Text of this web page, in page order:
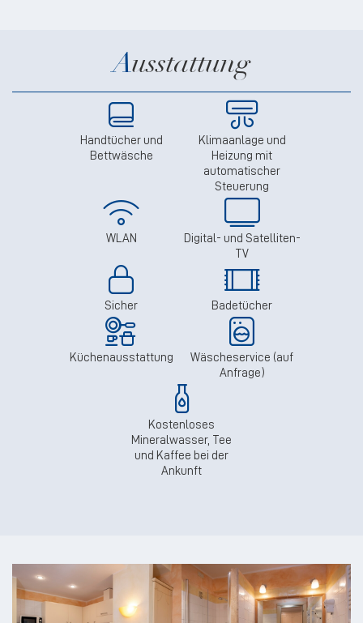
Ausstattung
Handtücher und
Bettwäsche
Klimaanlage und
Heizung mit
automatischer
Steuerung
WLAN
Digital- und Satelliten-
TV
Sicher Badetücher
Küchenausstattung
Wäscheservice (auf
Anfrage)
Kostenloses
Mineralwasser, Tee
und Kaffee bei der
Ankunft